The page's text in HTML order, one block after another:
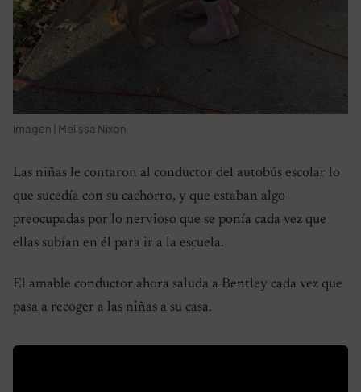
Imagen | Melissa Nixon
Las niñas le contaron al conductor del autobús escolar lo
que sucedía con su cachorro, y que estaban algo
preocupadas por lo nervioso que se ponía cada vez que
ellas subían en él para ir a la escuela.
El amable conductor ahora saluda a Bentley cada vez que
pasa a recoger a las niñas a su casa.